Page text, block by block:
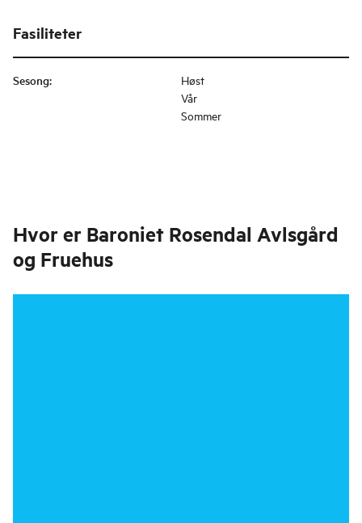
Fasiliteter
Sesong:
Høst
Vår
Sommer
Hvor er Baroniet Rosendal Avlsgård
og Fruehus